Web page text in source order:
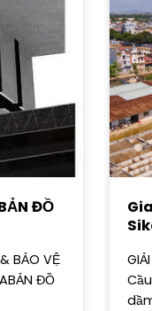
ĐỒ
BẢO VỆ
ĐỒ